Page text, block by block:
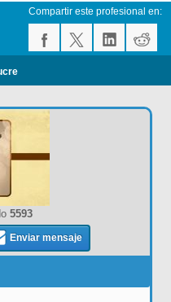
Compartir este profesional en:
5593
Enviar mensaje